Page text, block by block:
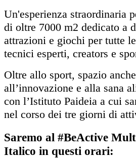
Un'esperienza straordinaria
di oltre 7000 m2 dedicato a
attrazioni e giochi per tutte
tecnici esperti, creators e
Oltre allo sport, spazio
all’innovazione e alla sana
con l’Istituto Paideia a cui
nel corso dei tre giorni di
Saremo al #BeActive
Italico in questi orari: